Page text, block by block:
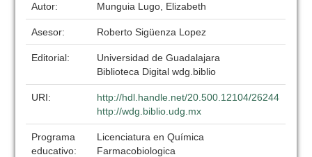
Autor: Munguia Lugo, Elizabeth
Asesor: Roberto Sigüenza Lopez
Editorial:
Universidad de Guadalajara
Biblioteca Digital wdg.biblio
URI:
http://hdl.handle.net/20.500.12104/26244
http://wdg.biblio.udg.mx
Programa
educativo:
Licenciatura en Química
Farmacobiologica